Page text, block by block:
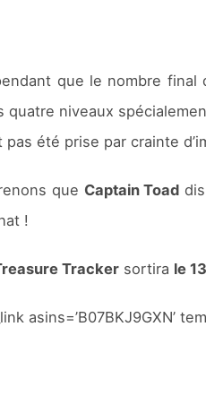
que le nombre
quatre niveaux
pas été prise par crainte
que Captain Toad
!
Trackersortira le
asins=’B07BKJ9GXN’